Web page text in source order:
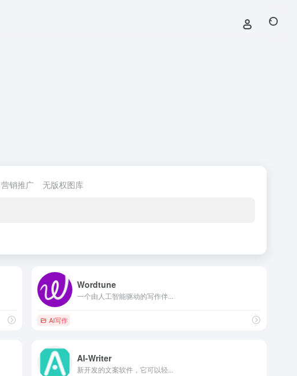
营销推广 无版权图库
Wordtune
一个由人工智能驱动的写作伴...
AI写作
AI-Writer
新开发的文案软件，它可以轻...